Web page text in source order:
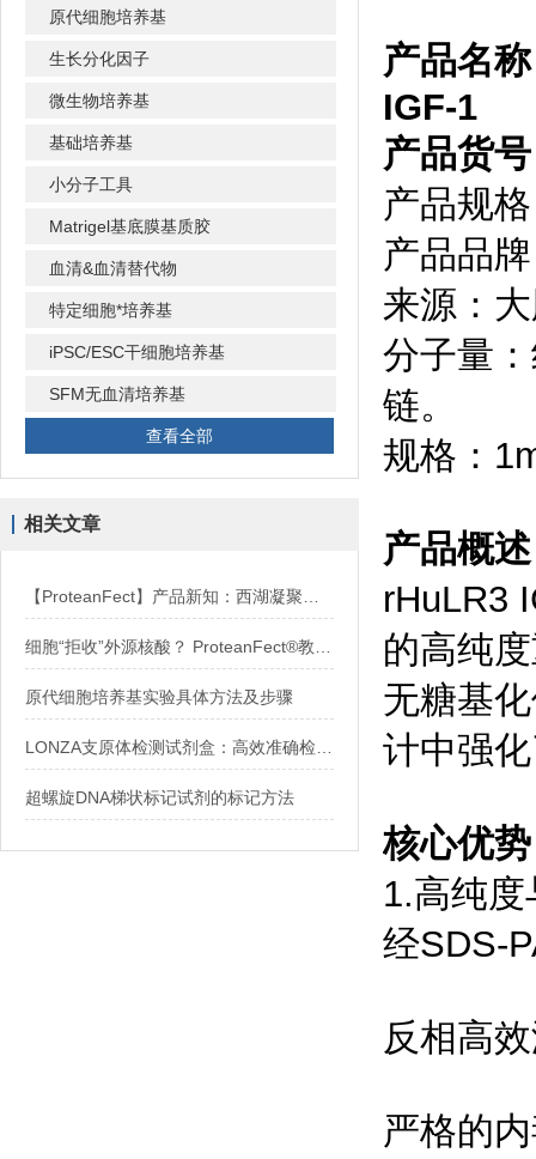
原代细胞培养基
生长分化因子
微生物培养基
基础培养基
小分子工具
Matrigel基底膜基质胶
血清&血清替代物
特定细胞*培养基
iPSC/ESC干细胞培养基
SFM无血清培养基
查看全部
相关文章
原代细胞培养基实验具体方法及步骤
超螺旋DNA梯状标记试剂的标记方法
产品名
IGF-1
产品货
产品规
产品品
来源：
分子量
链。
规格：
产品概述
rHuLR3
的高纯
无糖基
计中强
核心优势
1.高纯
经SDS-
反相高
严格的